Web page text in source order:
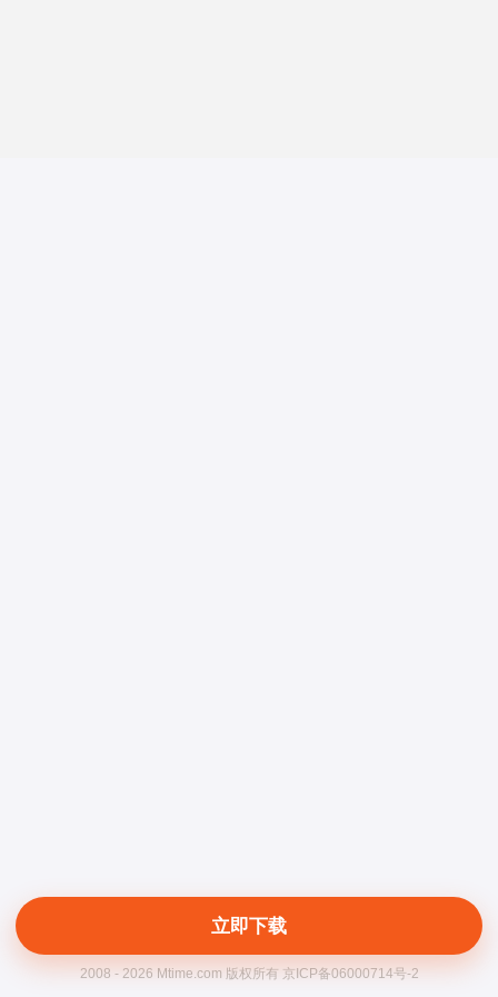
立即下载
2008 - 2026 Mtime.com 版权所有 京ICP备06000714号-2